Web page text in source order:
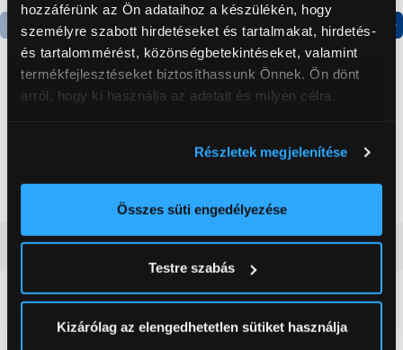
hozzáférünk az Ön adataihoz a készülékén, hogy
személyre szabott hirdetéseket és tartalmakat, hirdetés-
és tartalommérést, közönségbetekintéseket, valamint
termékfejlesztéseket biztosíthassunk Önnek. Ön dönt
arról, hogy ki használja az adatait és milyen célra.
elhelyezkedéséről pár méteres pontossággal
Az Ön készülékén beazonosítása annak konkrét
módjairól és adja meg preferenciáit aRészletek
pontban. Bármikor módosíthatja vagy visszavonhatja a
Sütinyilatkozathoz való hozzájárulását.
Részletek megjelenítése
Összes süti engedélyezése
Testre szabás
Kizárólag az elengedhetetlen sütiket használja
Termék adatlap Termék adatlap
kombinált hűtőszekrény
Vásárlói vélemények(0)
0